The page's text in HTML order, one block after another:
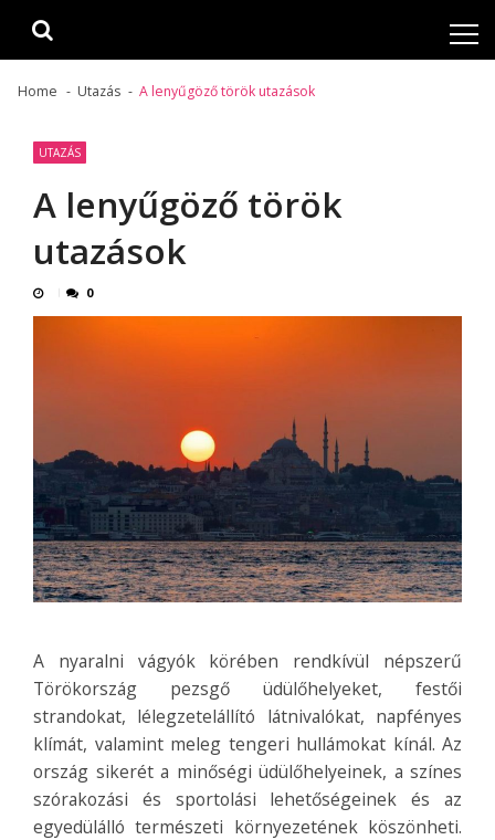
Home Utazás A lenyűgöző török utazások
UTAZÁS
A lenyűgöző török
utazások
0
A nyaralni vágyók körében rendkívül népszerű
Törökország pezsgő üdülőhelyeket, festői
strandokat, lélegzetelállító látnivalókat, napfényes
klímát, valamint meleg tengeri hullámokat kínál. Az
ország sikerét a minőségi üdülőhelyeinek, a színes
szórakozási és sportolási lehetőségeinek és az
egyedülálló természeti környezetének köszönheti.